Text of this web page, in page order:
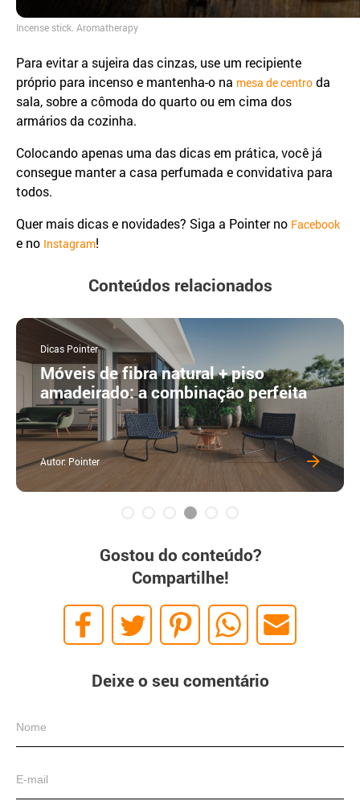
Incense stick. Aromatherapy
Para evitar a sujeira das cinzas, use um recipiente
próprio para incenso e mantenha-o na mesa de centro da
sala, sobre a cômoda do quarto ou em cima dos
armários da cozinha.
Colocando apenas uma das dicas em prática, você já
consegue manter a casa perfumada e convidativa para
todos.
Quer mais dicas e novidades? Siga a Pointer no Facebook
e no Instagram!
Conteúdos relacionados
Dicas Pointer
Móveis de fibra natural + piso
amadeirado: a combinação perfeita
Autor: Pointer
Gostou do conteúdo?
Compartilhe!
Deixe o seu comentário